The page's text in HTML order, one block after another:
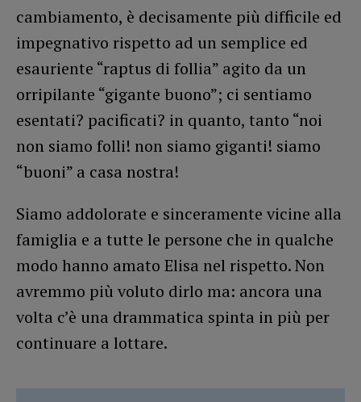
cambiamento, è decisamente più difficile ed
impegnativo rispetto ad un semplice ed
esauriente “raptus di follia” agito da un
orripilante “gigante buono”; ci sentiamo
esentati? pacificati? in quanto, tanto “noi
non siamo folli! non siamo giganti! siamo
“buoni” a casa nostra!
Siamo addolorate e sinceramente vicine alla
famiglia e a tutte le persone che in qualche
modo hanno amato Elisa nel rispetto. Non
avremmo più voluto dirlo ma: ancora una
volta c’è una drammatica spinta in più per
continuare a lottare.